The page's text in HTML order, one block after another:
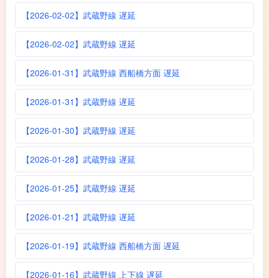
【2026-02-02】武蔵野線 遅延
【2026-02-02】武蔵野線 遅延
【2026-01-31】武蔵野線 西船橋方面 遅延
【2026-01-31】武蔵野線 遅延
【2026-01-30】武蔵野線 遅延
【2026-01-28】武蔵野線 遅延
【2026-01-25】武蔵野線 遅延
【2026-01-21】武蔵野線 遅延
【2026-01-19】武蔵野線 西船橋方面 遅延
【2026-01-16】武蔵野線 上下線 遅延